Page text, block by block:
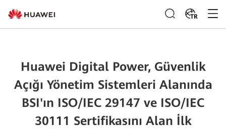
TR
Huawei Digital Power, Güvenlik
Açığı Yönetim Sistemleri Alanında
BSI'ın ISO/IEC 29147 ve ISO/IEC
30111 Sertifikasını Alan İlk